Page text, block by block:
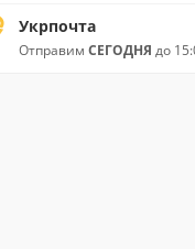
Укрпочта
Отправим СЕГОДНЯ до